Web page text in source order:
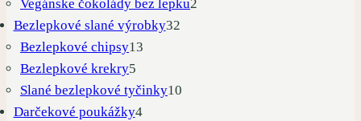
Vegánske čokolády bez lepku2
Bezlepkové slané výrobky3232
Bezlepkové chipsy13
Bezlepkové krekry5
produktov
Slané bezlepkové tyčinky10
Darčekové poukážky44